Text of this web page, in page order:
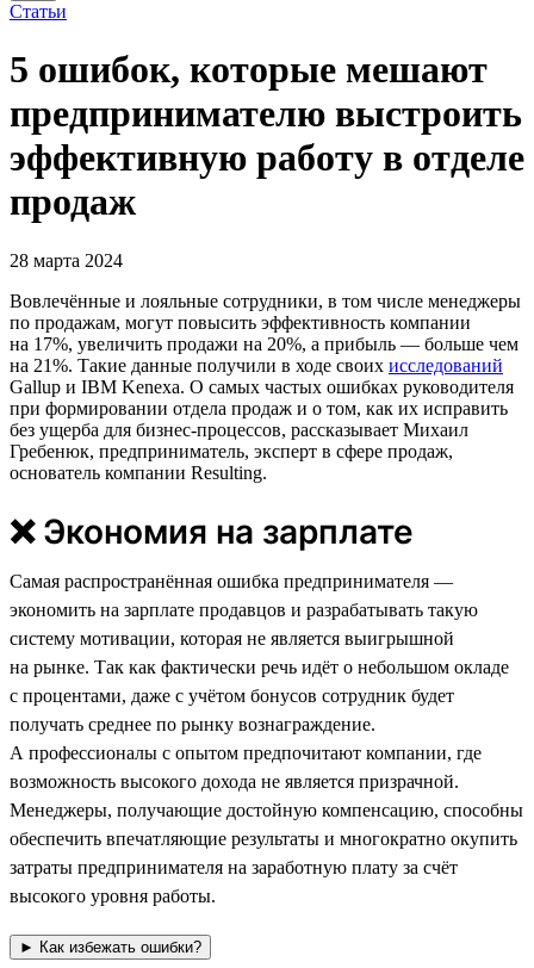
Статьи
5 ошибок, которые мешают
предпринимателю выстроить
эффективную работу в отделе
продаж
28 марта 2024
Вовлечённые и лояльные сотрудники, в том числе менеджеры
по продажам, могут повысить эффективность компании
на 17%, увеличить продажи на 20%, а прибыль — больше чем
на 21%. Такие данные получили в ходе своих исследований
Gallup и IBM Kenexa. О самых частых ошибках руководителя
при формировании отдела продаж и о том, как их исправить
без ущерба для бизнес-процессов, рассказывает Михаил
Гребенюк, предприниматель, эксперт в сфере продаж,
основатель компании Resulting.
❌ Экономия на зарплате
Самая распространённая ошибка предпринимателя —
экономить на зарплате продавцов и разрабатывать такую
систему мотивации, которая не является выигрышной
на рынке. Так как фактически речь идёт о небольшом окладе
с процентами, даже с учётом бонусов сотрудник будет
получать среднее по рынку вознаграждение.
А профессионалы с опытом предпочитают компании, где
возможность высокого дохода не является призрачной.
Менеджеры, получающие достойную компенсацию, способны
обеспечить впечатляющие результаты и многократно окупить
затраты предпринимателя на заработную плату за счёт
высокого уровня работы.
► Как избежать ошибки?